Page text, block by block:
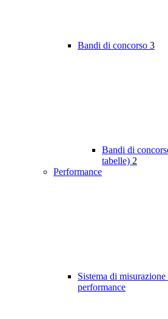
Bandi di concorso 3
Bandi di
tabelle) 2
Performance
Sistema di
performance